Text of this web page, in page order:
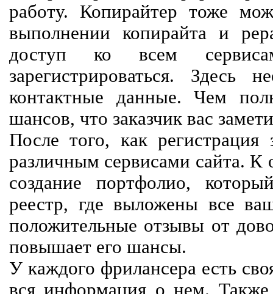
работу. Копирайтер тоже
выполнении копирайта и
доступ ко всем
зарегистрироваться. Здесь
контактные данные. Чем
шансов, что заказчик вас
После того, как регистрация
различным сервисами сайта. К
создание портфолио,
реестр, где выложены все
положительные отзывы от
повышает его шансы.
У каждого фрилансера есть
вся информация о нем. Также